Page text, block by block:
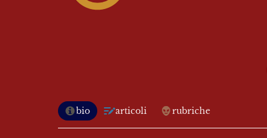
bio articoli rubriche